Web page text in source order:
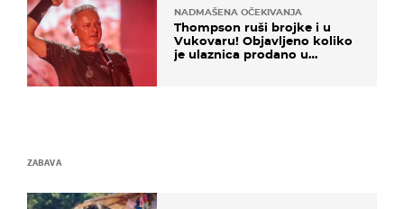
NADMAŠENA OČEKIVANJA
Thompson ruši brojke i u
Vukovaru! Objavljeno koliko
je ulaznica prodano u
ZABAVA